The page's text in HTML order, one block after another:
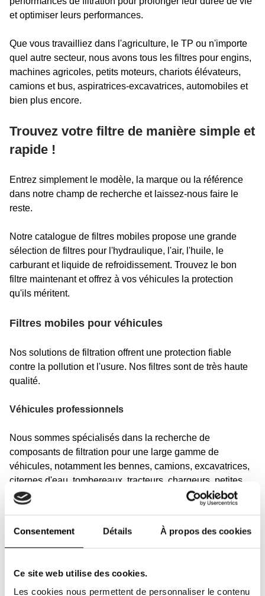
Consentement Détails À propos des cookies
Ce site web utilise des cookies.
Les cookies nous permettent de personnaliser le contenu
et optimiser leurs performances.
Que vous travailliez dans l'agriculture, le TP ou n'importe
quel autre secteur, nous avons tous les filtres pour engins,
machines agricoles, petits moteurs, chariots élévateurs,
camions et bus, aspiratrices-excavatrices, automobiles et
bien plus encore.
Trouvez votre filtre de manière simple et
rapide !
Entrez simplement le modèle, la marque ou la référence
dans notre champ de recherche et laissez-nous faire le
reste.
Notre catalogue de filtres mobiles propose une grande
sélection de filtres pour l'hydraulique, l'air, l'huile, le
carburant et liquide de refroidissement. Trouvez le bon
filtre maintenant et offrez à vos véhicules la protection
qu'ils méritent.
Filtres mobiles pour véhicules
Nos solutions de filtration offrent une protection fiable
contre la pollution et l'usure. Nos filtres sont de très haute
qualité.
Véhicules professionnels
Nous sommes spécialisés dans la recherche de
composants de filtration pour une large gamme de
véhicules, notamment les bennes, camions, excavatrices,
citernes d'eau, tombereaux, tracteurs, chargeurs, petites
grues, pelleteuses, chariots élévateurs ainsi que les
Notre gamme de filtres couvre également toutes marques
encore. Ici, vous trouverez des filtres équivalents et
originaux pour les machines de ces marques et d'autres :